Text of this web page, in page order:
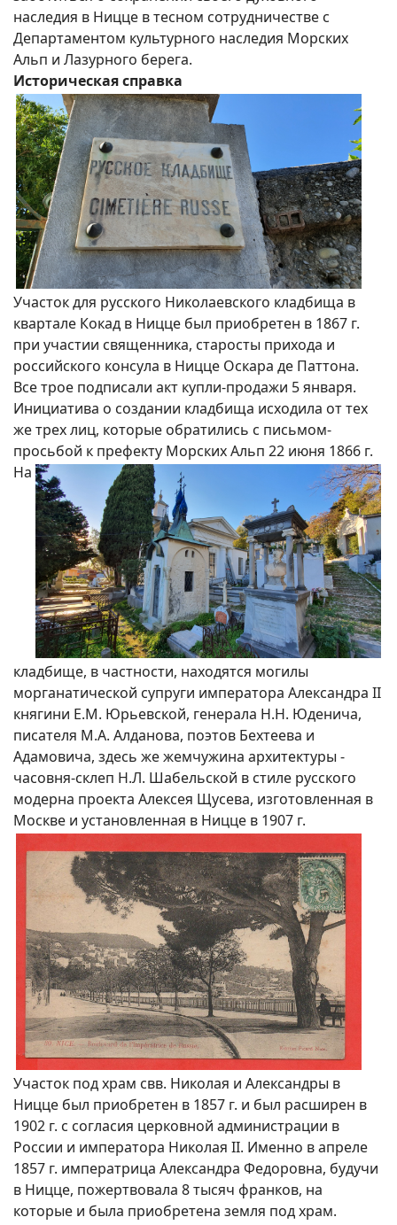
наследия в Ницце в тесном сотрудничестве с
Департаментом культурного наследия Морских
Альп и Лазурного берега.
Историческая справка
Участок для русского Николаевского кладбища в
квартале Кокад в Ницце был приобретен в 1867 г.
при участии священника, старосты прихода и
российского консула в Ницце Оскара де Паттона.
Все трое подписали акт купли-продажи 5 января.
Инициатива о создании кладбища исходила от тех
же трех лиц, которые обратились с письмом-
просьбой к префекту Морских Альп 22 июня 1866 г.
На
кладбище, в частности, находятся могилы
морганатической супруги императора Александра II
княгини Е.М. Юрьевской, генерала Н.Н. Юденича,
писателя М.А. Алданова, поэтов Бехтеева и
Адамовича, здесь же жемчужина архитектуры -
часовня-склеп Н.Л. Шабельской в стиле русского
модерна проекта Алексея Щусева, изготовленная в
Москве и установленная в Ницце в 1907 г.
Участок под храм свв. Николая и Александры в
Ницце был приобретен в 1857 г. и был расширен в
1902 г. с согласия церковной администрации в
России и императора Николая II. Именно в апреле
1857 г. императрица Александра Федоровна, будучи
в Ницце, пожертвовала 8 тысяч франков, на
которые и была приобретена земля под храм.